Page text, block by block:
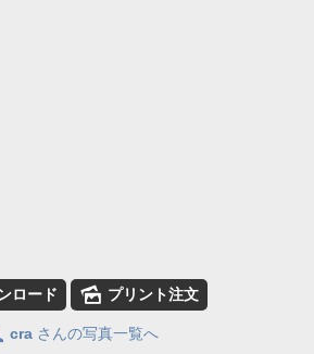
ロード 🌄 プリント注文
cra さんの写真一覧へ